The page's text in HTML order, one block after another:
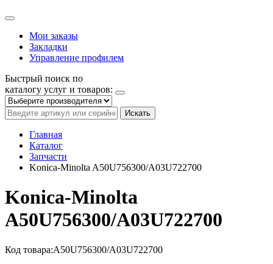
Мои заказы
Закладки
Управление профилем
Быстрый поиск по
каталогу услуг и товаров:
Искать
Главная
Каталог
Запчасти
Konica-Minolta A50U756300/A03U722700
Konica-Minolta
A50U756300/A03U722700
Код товара:A50U756300/A03U722700